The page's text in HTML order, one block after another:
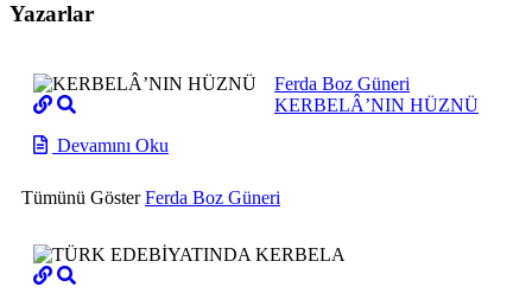
Yazarlar
Ferda Boz Güneri
KERBELÂ’NIN HÜZNÜ
Devamını Oku
Tümünü GösterFerda Boz Güneri